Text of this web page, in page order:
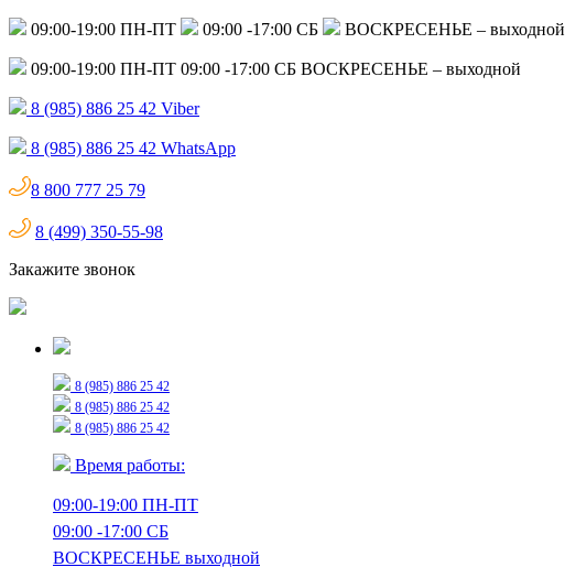
09:00-19:00 ПН-ПТ 09:00 -17:00 СБ ВОСКРЕСЕНЬЕ – выходной
09:00-19:00 ПН-ПТ 09:00 -17:00 СБ ВОСКРЕСЕНЬЕ – выходной
8 (985) 886 25 42 Viber
8 (985) 886 25 42 WhatsApp
8 800 777 25 79
8 (499) 350-55-98
Закажите звонок
8 (985) 886 25 42
8 (985) 886 25 42
8 (985) 886 25 42
Время работы:
09:00-19:00 ПН-ПТ
09:00 -17:00 СБ
ВОСКРЕСЕНЬЕ выходной